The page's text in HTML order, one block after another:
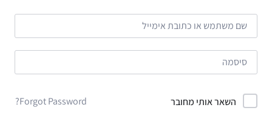
השאר אותי מחובר Forgot Password?